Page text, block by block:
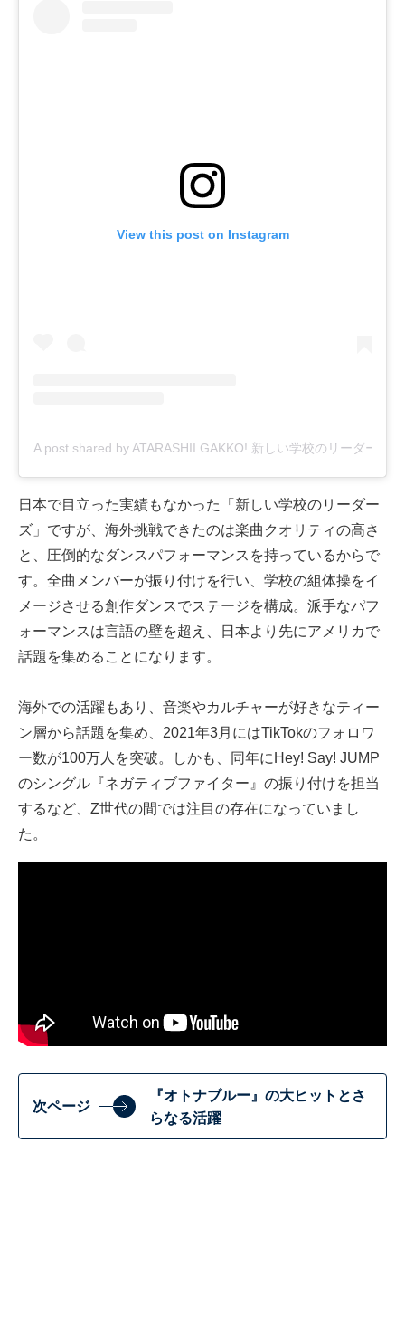
View this post on Instagram
A post shared by ATARASHII GAKKO! 新しい学校のリーダーズ
日本で目立った実績もなかった「新しい学校のリーダー
ズ」ですが、海外挑戦できたのは楽曲クオリティの高さ
と、圧倒的なダンスパフォーマンスを持っているからで
す。全曲メンバーが振り付けを行い、学校の組体操をイ
メージさせる創作ダンスでステージを構成。派手なパフ
ォーマンスは言語の壁を超え、日本より先にアメリカで
話題を集めることになります。
海外での活躍もあり、音楽やカルチャーが好きなティー
ン層から話題を集め、2021年3月にはTikTokのフォロワ
ー数が100万人を突破。しかも、同年にHey! Say! JUMP
のシングル『ネガティブファイター』の振り付けを担当
するなど、Z世代の間では注目の存在になっていまし
た。
次ページ
『オトナブルー』の大ヒットとさ
らなる活躍